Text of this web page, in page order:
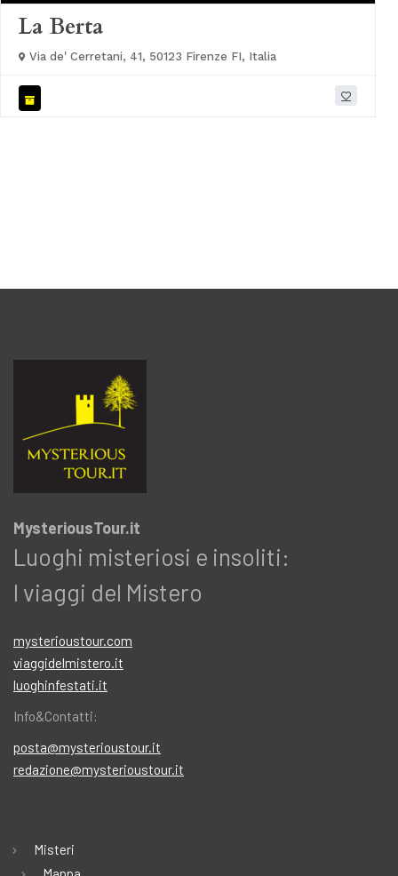
La Berta
Via de' Cerretani, 41, 50123 Firenze FI, Italia
MysteriousTour.it
Luoghi misteriosi e insoliti:
I viaggi del Mistero
mysterioustour.com
viaggidelmistero.it
luoghinfestati.it
Info&Contatti:
posta@mysterioustour.it
redazione@mysterioustour.it
Misteri